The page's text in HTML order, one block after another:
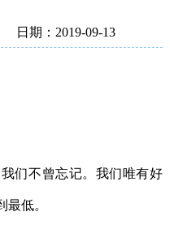
日期：2019-09-13
们不曾忘记。我们唯有好
低。